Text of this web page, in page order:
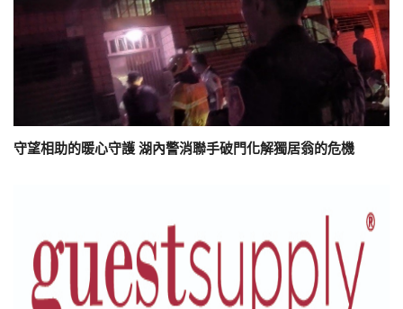
守望相助的暖心守護 湖內警消聯手破門化解獨居翁的危機